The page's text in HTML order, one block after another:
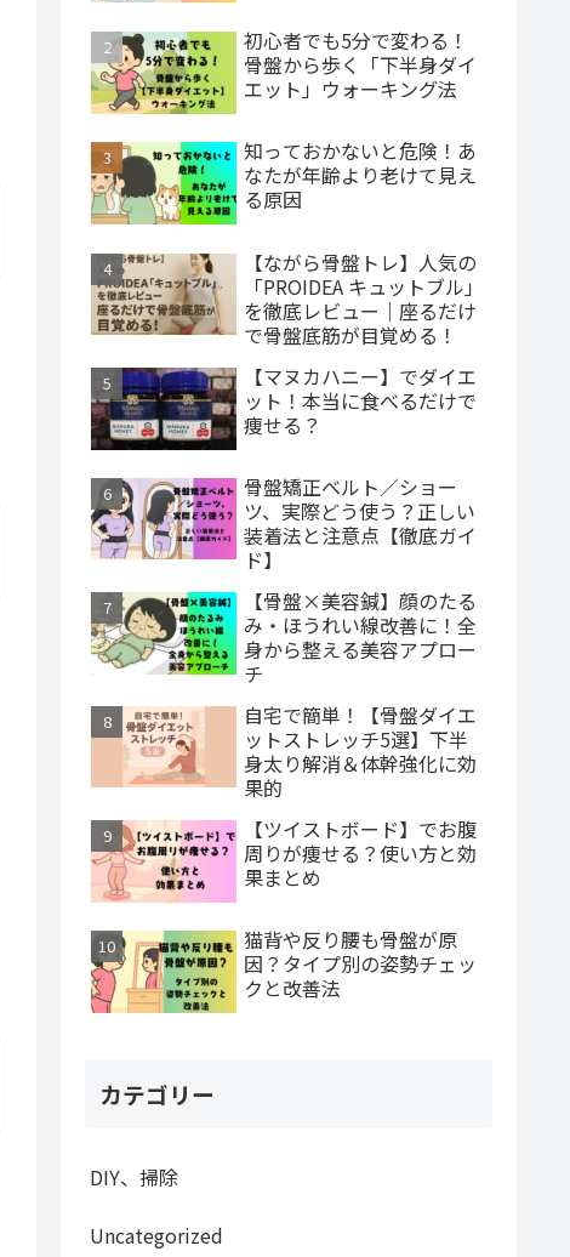
初心者でも5分で変わる！
骨盤から歩く「下半身ダイ
エット」ウォーキング法
知っておかないと危険！あ
なたが年齢より老けて見え
る原因
【ながら骨盤トレ】人気の
「PROIDEA キュットブル」
を徹底レビュー｜座るだけ
で骨盤底筋が目覚める！
【マヌカハニー】でダイエ
ット！本当に食べるだけで
痩せる？
骨盤矯正ベルト／ショー
ツ、実際どう使う？正しい
装着法と注意点【徹底ガイ
ド】
【骨盤×美容鍼】顔のたる
み・ほうれい線改善に！全
身から整える美容アプロー
チ
自宅で簡単！【骨盤ダイエ
ットストレッチ5選】下半
身太り解消＆体幹強化に効
果的
【ツイストボード】でお腹
周りが痩せる？使い方と効
果まとめ
猫背や反り腰も骨盤が原
因？タイプ別の姿勢チェッ
クと改善法
カテゴリー
DIY、掃除
Uncategorized